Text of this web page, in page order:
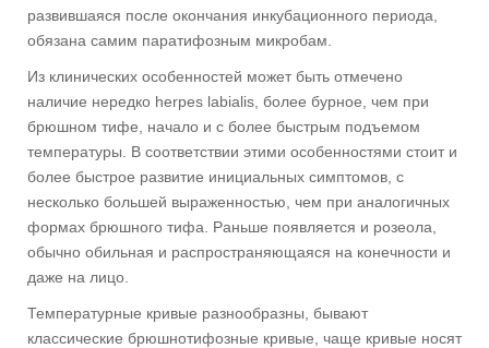
развившаяся после окончания инкубационного периода,
обязана самим паратифозным микробам.
Из клинических особенностей может быть отмечено
наличие нередко herpes labialis, более бурное, чем при
брюшном тифе, начало и с более быстрым подъемом
температуры. В соответствии этими особенностями стоит и
более быстрое развитие инициальных симптомов, с
несколько большей выраженностью, чем при аналогичных
формах брюшного тифа. Раньше появляется и розеола,
обычно обильная и распространяющаяся на конечности и
даже на лицо.
Температурные кривые разнообразны, бывают
классические брюшнотифозные кривые, чаще кривые носят